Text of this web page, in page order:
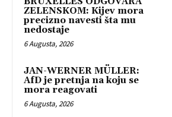
ZELENSKOM: Kijev mora
precizno navesti šta mu
nedostaje
6 Augusta, 2026
JAN-WERNER MÜLLER:
AfD je pretnja na koju se
mora reagovati
6 Augusta, 2026